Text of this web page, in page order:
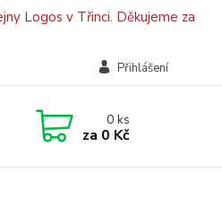
Logos v Třinci. Děkujeme za
Přihlášení
0ks
za 0 Kč